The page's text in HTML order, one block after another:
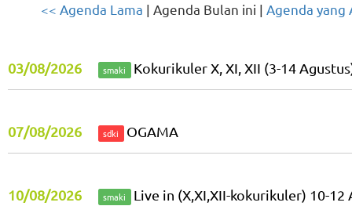
<< Agenda Lama | Agenda Bulan ini | Agenda yang
03/08/2026 smaki Kokurikuler X, XI, XII (3-14
07/08/2026 sdki OGAMA
10/08/2026 smaki Live in (X,XI,XII-kokurikuler) 10-12